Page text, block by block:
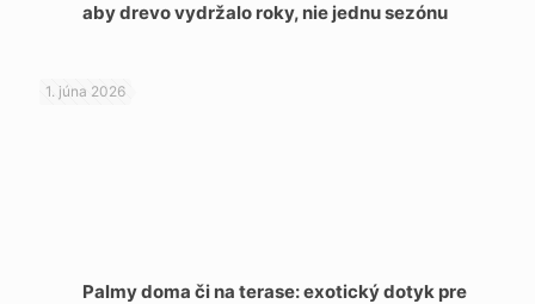
aby drevo vydržalo roky, nie jednu sezónu
1. júna 2026
Palmy doma či na terase: exotický dotyk pre